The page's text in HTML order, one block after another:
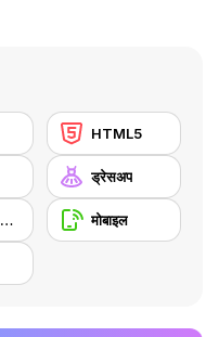
HTML5
ड्रेसअप
मेकओवर / मेकअप मोबाइल